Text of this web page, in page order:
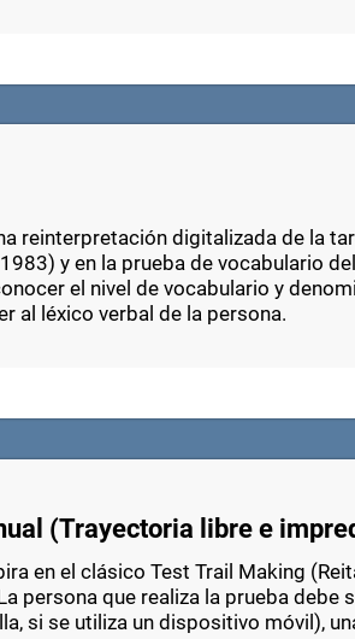
reinterpretación digitalizada de la
y en la prueba de vocabulario
el nivel de vocabulario y
al léxico verbal de la persona.
(Trayectoria libre e
en el clásico Test Trail Making
persona que realiza la prueba debe
si se utiliza un dispositivo móvil),